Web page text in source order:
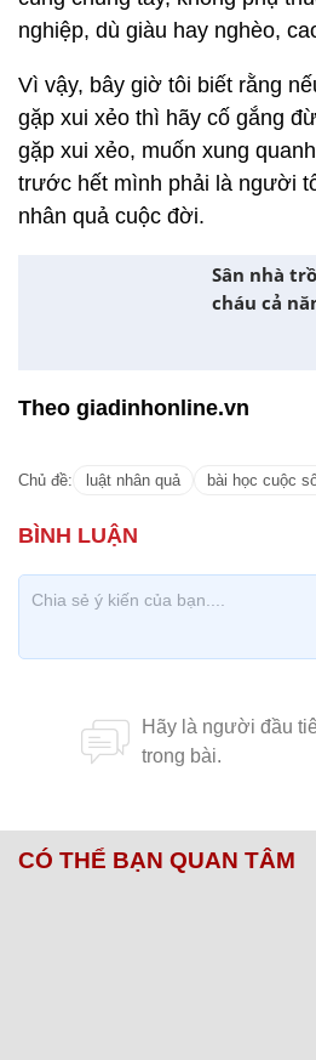
nghiệp, dù giàu hay nghèo,
Vì vậy, bây giờ tôi biết rằng
gặp xui xẻo thì hãy cố gắng
gặp xui xẻo, muốn xung
trước hết mình phải là người
nhân quả cuộc đời.
Sân nhà
cháu cả
Theo giadinhonline.vn
Chủ đề: luật nhân quả bài học cuộc
CÓ THỂ BẠN QUAN TÂM